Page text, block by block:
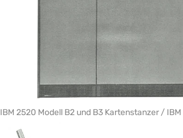
IBM 2520 Modell B2 und B3 Kartenstanzer /